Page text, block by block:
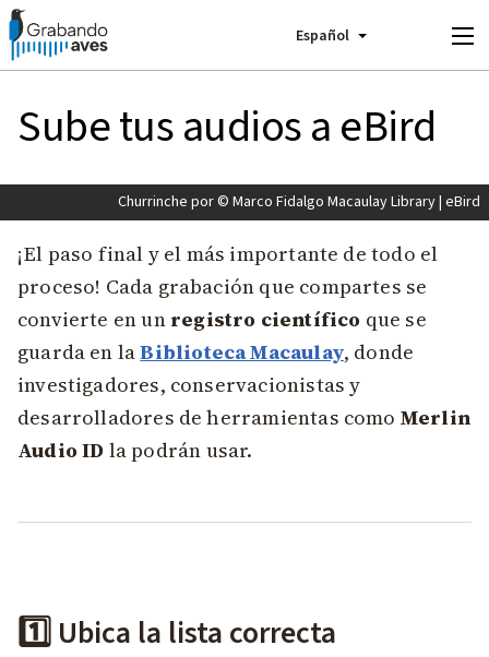
Español
Sube tus audios a eBird
Churrinche por © Marco Fidalgo Macaulay Library | eBird
¡El paso final y el más importante de todo el
proceso! Cada grabación que compartes se
convierte en un registro científico que se
guarda en laBiblioteca Macaulay, donde
investigadores, conservacionistas y
desarrolladores de herramientas como Merlin
Audio ID la podrán usar.
1️⃣ Ubica la lista correcta